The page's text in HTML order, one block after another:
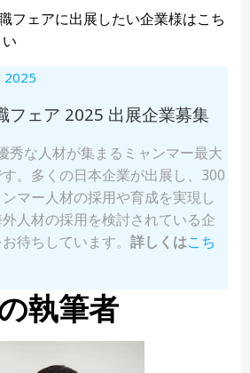
フェアに出展したい企業様はこち
フェア 2025 出展企業募集
秀な人材が集まるミャンマー最大
。多くの日本企業が出展し、300
マー人材の採用や育成を実現し
人材の採用を検討されている企
待ちしています。 詳しくはこち
執筆者